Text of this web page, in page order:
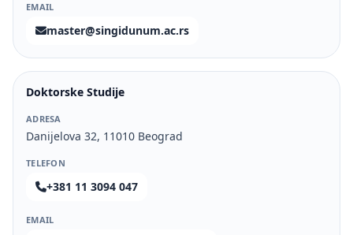
EMAIL
master@singidunum.ac.rs
Doktorske Studije
ADRESA
Danijelova 32, 11010 Beograd
TELEFON
+381 11 3094 047
EMAIL